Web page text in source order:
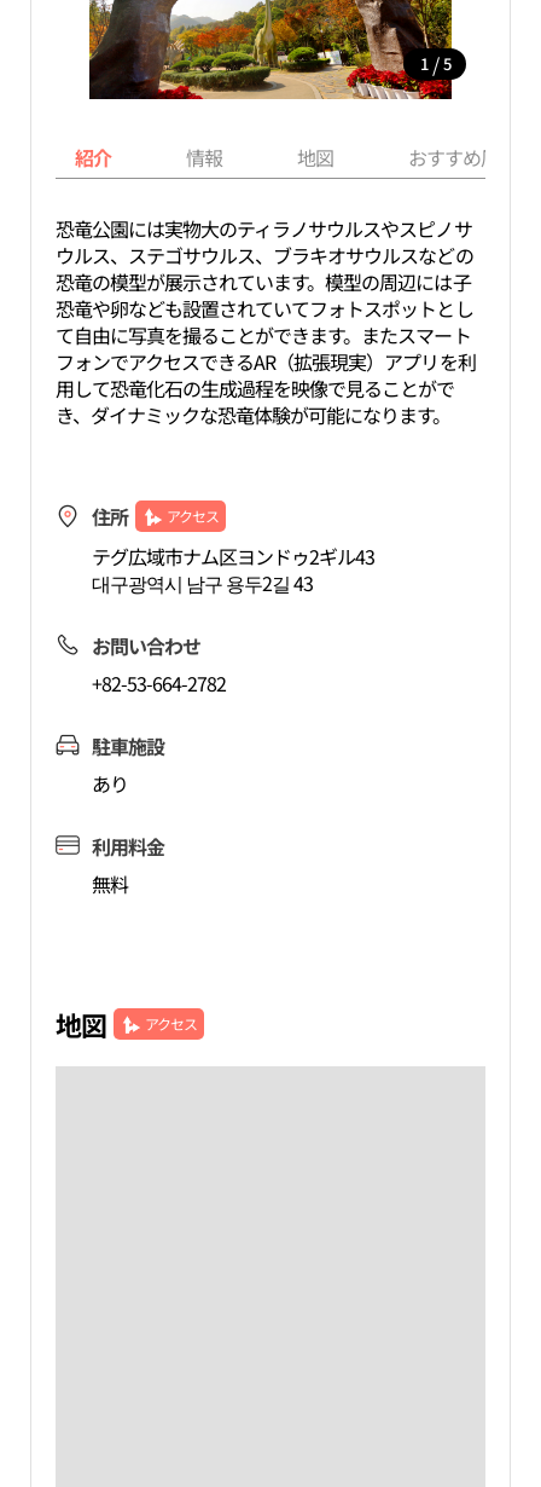
1 / 5
紹介 情報 地図 おすすめ周辺
恐竜公園には実物大のティラノサウルスやスピノサ
ウルス、ステゴサウルス、ブラキオサウルスなどの
恐竜の模型が展示されています。模型の周辺には子
恐竜や卵なども設置されていてフォトスポットとし
て自由に写真を撮ることができます。またスマート
フォンでアクセスできるAR（拡張現実）アプリを利
用して恐竜化石の生成過程を映像で見ることがで
き、ダイナミックな恐竜体験が可能になります。
住所 アクセス
テグ広域市ナム区ヨンドゥ2ギル43
대구광역시 남구 용두2길 43
お問い合わせ
+82-53-664-2782
駐車施設
あり
利用料金
無料
地図 アクセス